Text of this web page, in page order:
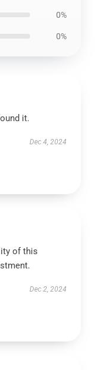
0%
0%
it.
Dec 4, 2024
of this
Dec 2, 2024